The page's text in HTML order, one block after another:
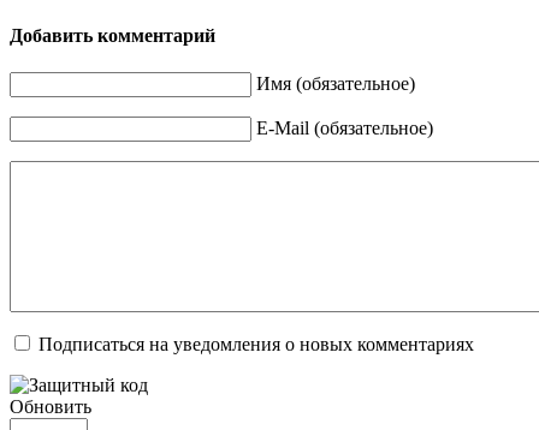
Добавить комментарий
Имя (обязательное)
E-Mail (обязательное)
Подписаться на уведомления о новых комментариях
Обновить